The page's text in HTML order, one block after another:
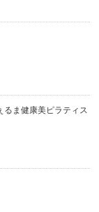
るま健康美ピラティス